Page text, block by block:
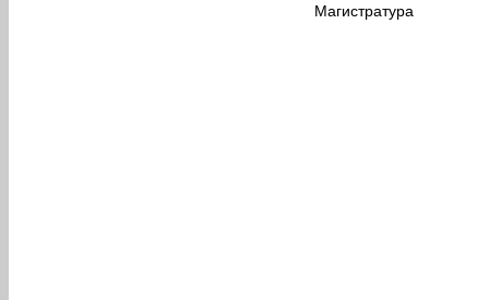
Магистратура